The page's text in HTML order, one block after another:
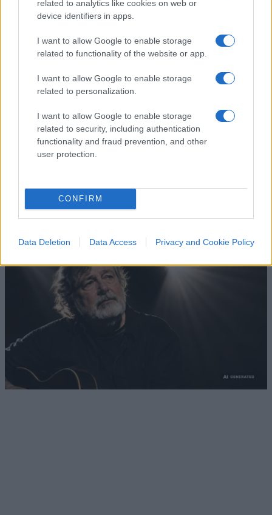
related to analytics like cookies on web or
device identifiers in apps.
I want to allow Google to enable storage
related to functionality of the website or app.
I want to allow Google to enable storage
related to personalization.
I want to allow Google to enable storage
related to security, including authentication
functionality and fraud prevention, and other
user protection.
CONFIRM
Data Deletion Data Access Privacy and Cookie Policy
No, Guccini più che
comunista è stato un
anarchico libertario
Il ricordo del cantautore italiano morto a 86 anni
diAndrea Bernaudo
3.3k